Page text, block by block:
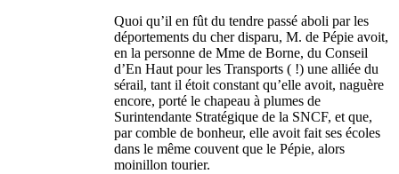
Quoi qu’il en fût du tendre passé aboli par les
déportements du cher disparu, M. de Pépie avoit,
en la personne de Mme de Borne, du Conseil
d’En Haut pour les Transports ( !) une alliée du
sérail, tant il étoit constant qu’elle avoit, naguère
encore, porté le chapeau à plumes de
Surintendante Stratégique de la SNCF, et que,
par comble de bonheur, elle avoit fait ses écoles
dans le même couvent que le Pépie, alors
moinillon tourier.